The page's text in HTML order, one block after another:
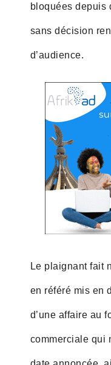
bloquées depuis
sans décision
d’audience.
Le plaignant fait
en référé mis en
d’une affaire au
commerciale qui